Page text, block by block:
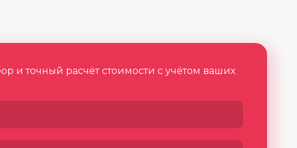
и точный расчёт стоимости с учётом ваших